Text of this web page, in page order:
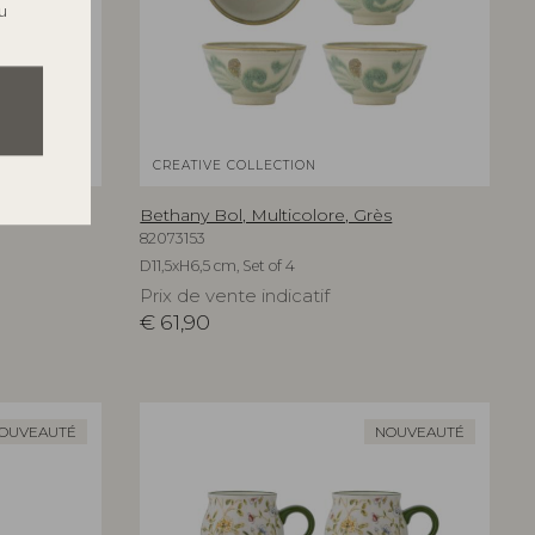
CREATIVE COLLECTION
Bethany Bol, Multicolore, Grès
82073153
D11,5xH6,5 cm, Set of 4
Prix de vente indicatif
€ 61,90
NOUVEAUTÉ